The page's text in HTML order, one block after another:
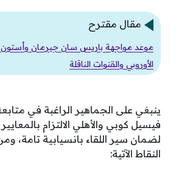
مقال مقترح
موعد مواجهة باريس سان جيرمان وأستون
الأوروبي والقنوات الناقلة
ينبغي على الجماهير الراغبة في
فيسيل كوبي والأهلي الالتزام
لضمان سير اللقاء بانسيابية تامة،
النقاط الآتية: